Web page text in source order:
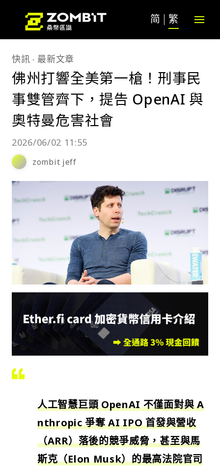
简 繁
快訊 最新文章
佛州打響全美第一槍！刑事民
事雙管齊下，提告 OpenAI 與
奧特曼危害社會
2026/06/02 11:55
zombit jeff
人工智慧巨頭 OpenAI 不僅面對與 A
nthropic 爭奪 AI IPO 首發與營收
（ARR）落後的競爭威脅，甚至與馬
斯克（Elon Musk）的最高法院官司